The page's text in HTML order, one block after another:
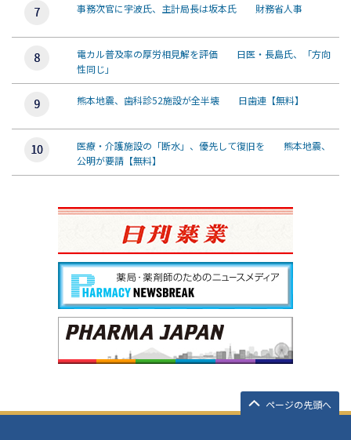
事務次官に宇波氏、主計局長は坂本氏 財務省人事
電カル普及率の厚労相見解を評価 日医・長島氏、「方向
性同じ」
熊本地震、歯科診52施設が全半壊 日歯連【無料】
医療・介護施設の「断水」、優先して復旧を 熊本地震、
公明が要請【無料】
ページの先頭へ